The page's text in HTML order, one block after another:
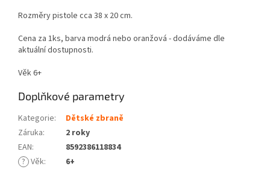
Rozměry pistole cca 38 x 20 cm.
Cena za 1ks, barva modrá nebo oranžová - dodáváme dle
aktuální dostupnosti.
Věk 6+
Doplňkové parametry
Kategorie:
Dětské zbraně
Záruka:
2 roky
EAN:
8592386118834
? Věk:
6+